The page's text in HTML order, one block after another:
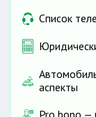
Список
аспекты